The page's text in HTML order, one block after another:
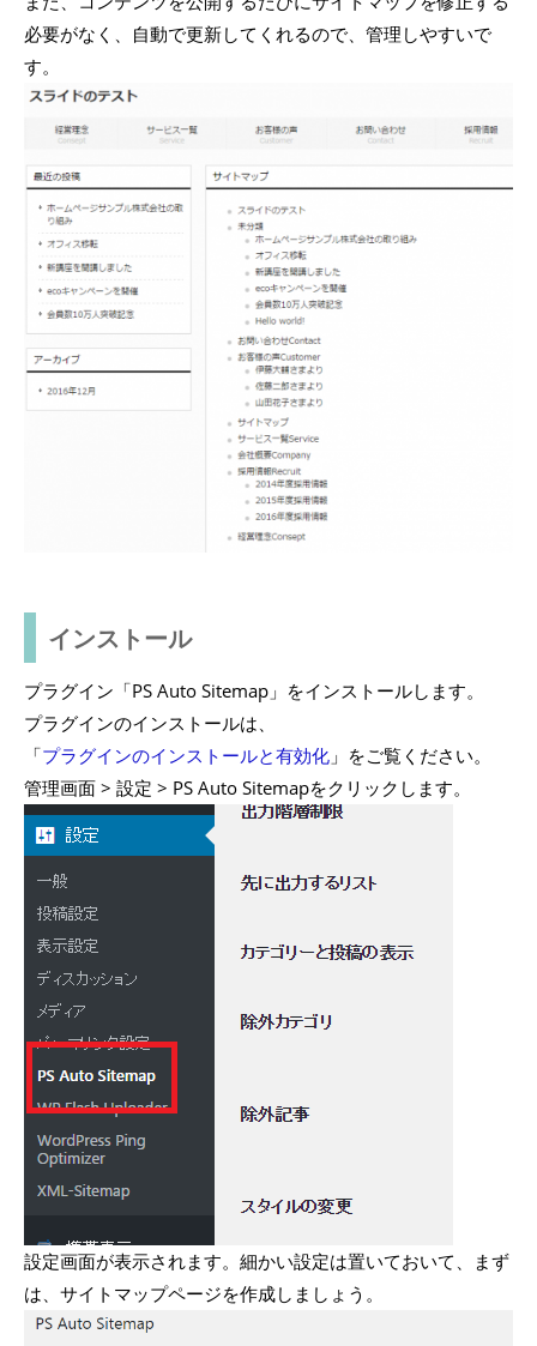
必要がなく、自動で更新してくれるので、管理しやすいで
す。
インストール
プラグイン「PS Auto Sitemap」をインストールします。
プラグインのインストールは、
「プラグインのインストールと有効化 」をご覧ください。
管理画面 > 設定 > PS Auto Sitemapをクリックします。
設定画面が表示されます。細かい設定は置いておいて、まず
は、サイトマップページを作成しましょう。